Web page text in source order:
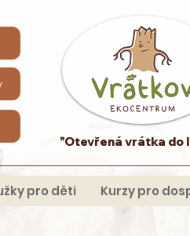
"Otevřená vrátka do
pro děti Kurzy pro